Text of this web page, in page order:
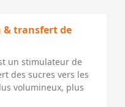
transfert de
un stimulateur de
des sucres vers les
volumineux, plus